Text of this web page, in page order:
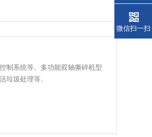
制系统等。多功能双轴撕碎机型
垃圾处理等。
微信扫一扫